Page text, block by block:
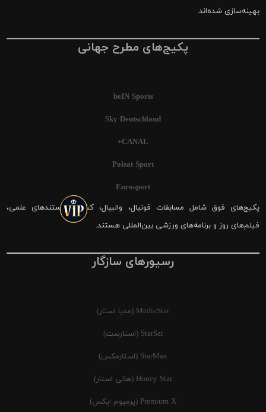
بهینه‌سازی شده‌اند.
پکیج‌های مطرح جهانی
beIN Sports
Sky Deutschland
CANAL+
Polsat Sport
Eurosport
پکیج‌های فوق شامل مسابقات فوتبال، والیبال، کشتی، مستندهای علمی،
فیلم‌های روز و برنامه‌های ورزشی بین‌المللی هستند.
رسیورهای سازگار
MediaStar (مدیا استار)
StarSat (استارست)
StarMax (استارمکس)
Honey Star (هانی استار)
Premium X (پرمیوم ایکس)